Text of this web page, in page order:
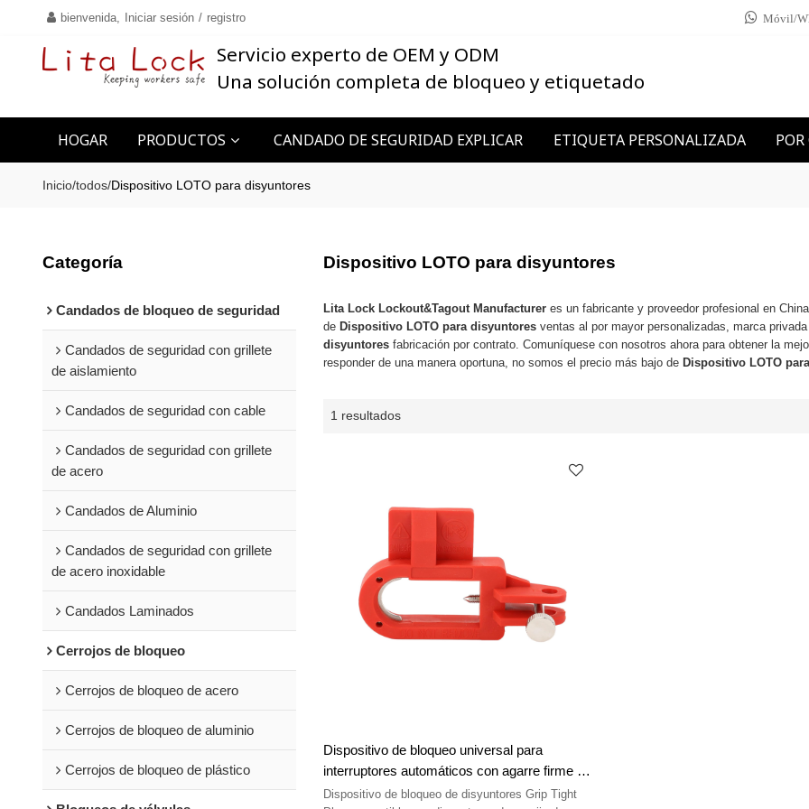
bienvenida, Iniciar sesión / registro Móvil/
Servicio experto de OEM y ODM
Una solución completa de bloqueo y etiquetado
HOGAR PRODUCTOS CANDADO DE SEGURIDAD EXPLICAR ETIQUETA PERSONALIZADA
CONTACTO
Inicio/todos/Dispositivo LOTO para disyuntores
Categoría
Candados de bloqueo de seguridad
Candados de seguridad con grillete
de aislamiento
Candados de seguridad con cable
Candados de seguridad con grillete
de acero
Candados de Aluminio
Candados de seguridad con grillete
de acero inoxidable
Candados Laminados
Cerrojos de bloqueo
Cerrojos de bloqueo de acero
Cerrojos de bloqueo de aluminio
Cerrojos de bloqueo de plástico
Dispositivo LOTO para disyuntores
Lita Lock Lockout&Tagout Manufacturer es un fabricante y proveedor profesional en
deDispositivo LOTO para disyuntores ventas al por mayor personalizadas, marca
disyuntores fabricación por contrato. Comuníquese con nosotros ahora para obtener la
responder de una manera oportuna, no somos el precio más bajo deDispositivo LOTO
1 resultados
Dispositivo de bloqueo universal para
interruptores automáticos con agarre firme |
Bloqueos para interruptores automáticos con
Dispositivo de bloqueo de disyuntores Grip Tight